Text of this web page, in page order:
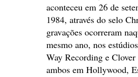
aconteceu em 26 de
1984, através do selo
gravações ocorreram
mesmo ano, nos
Way Recording e
ambos em Hollywood,